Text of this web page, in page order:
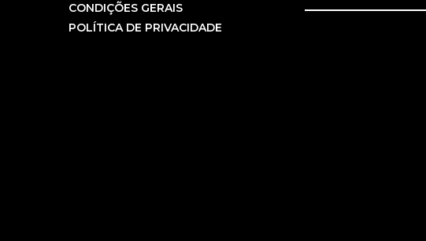
CONDIÇÕES GERAIS
POLÍTICA DE PRIVACIDADE